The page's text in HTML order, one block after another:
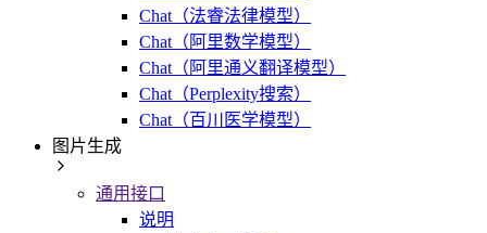
Chat（法睿法律模型）
Chat（阿里数学模型）
Chat（阿里通义翻译模型）
Chat（Perplexity搜索）
Chat（百川医学模型）
图片生成
通用接口
说明